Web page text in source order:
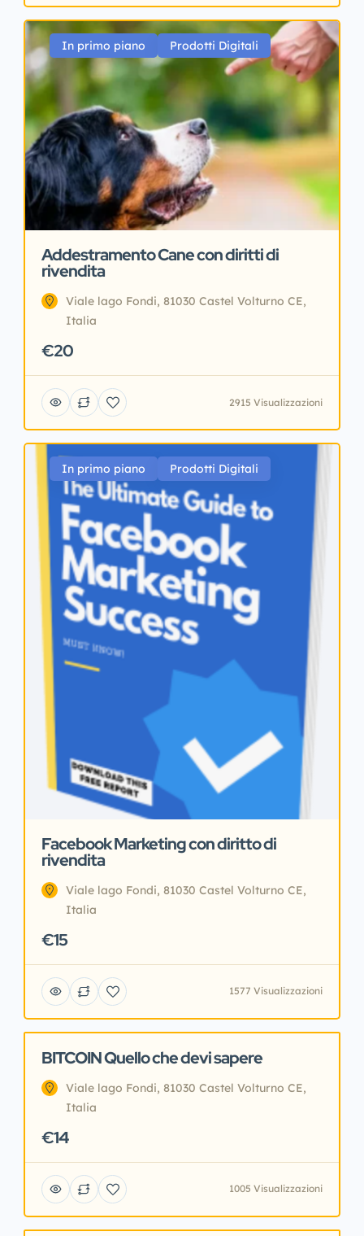
In primo piano Prodotti Digitali
Addestramento Cane con diritti di
rivendita
Viale lago Fondi, 81030 Castel Volturno CE,
Italia
€20
2915 Visualizzazioni
In primo piano Prodotti Digitali
Facebook Marketing con diritto di
rivendita
Viale lago Fondi, 81030 Castel Volturno CE,
Italia
€15
1577 Visualizzazioni
In primo piano Prodotti Digitali
BITCOIN Quello che devi sapere
Viale lago Fondi, 81030 Castel Volturno CE,
Italia
€14
1005 Visualizzazioni